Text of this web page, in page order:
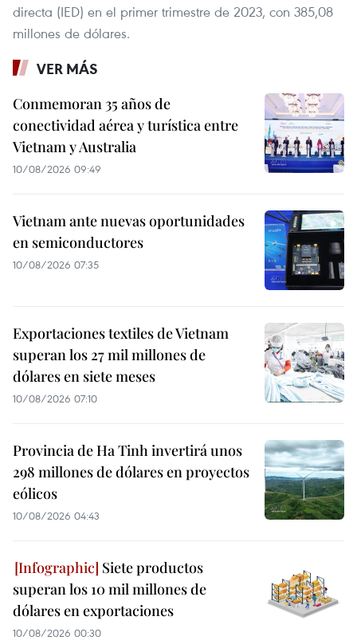
directa (IED) en el primer trimestre de 2023, con 385,08
millones de dólares.
VER MÁS
Conmemoran 35 años de
conectividad aérea y turística entre
Vietnam y Australia
10/08/2026 09:49
Vietnam ante nuevas oportunidades
en semiconductores
10/08/2026 07:35
Exportaciones textiles de Vietnam
superan los 27 mil millones de
dólares en siete meses
10/08/2026 07:10
Provincia de Ha Tinh invertirá unos
298 millones de dólares en proyectos
eólicos
10/08/2026 04:43
Siete productos
superan los 10 mil millones de
dólares en exportaciones
10/08/2026 00:30